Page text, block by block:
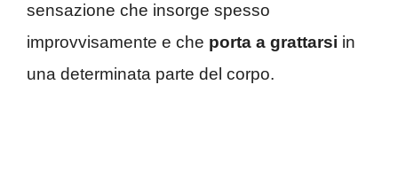
sensazione che insorge spesso
improvvisamente e che porta a grattarsi in
una determinata parte del corpo.